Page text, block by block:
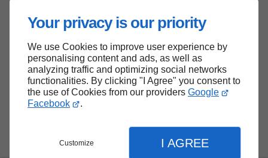
Your privacy is our priority
We use Cookies to improve user experience by
personalising content and ads, as well as
analyzing traffic and optimizing social networks
functionalities. By clicking "I Agree" you consent to
the use of Cookies from our providers Google
Facebook
.
Customize I AGREE
Haut de page